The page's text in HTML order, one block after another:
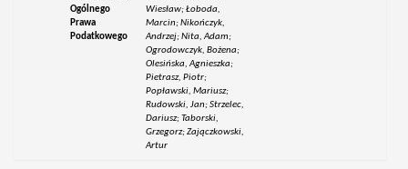
Ogólnego
Prawa
Podatkowego
Wiesław; Łoboda,
Marcin; Nikończyk,
Andrzej; Nita, Adam;
Ogrodowczyk, Bożena;
Olesińska, Agnieszka;
Pietrasz, Piotr;
Popławski, Mariusz;
Rudowski, Jan; Strzelec,
Dariusz; Taborski,
Grzegorz; Zajączkowski,
Artur